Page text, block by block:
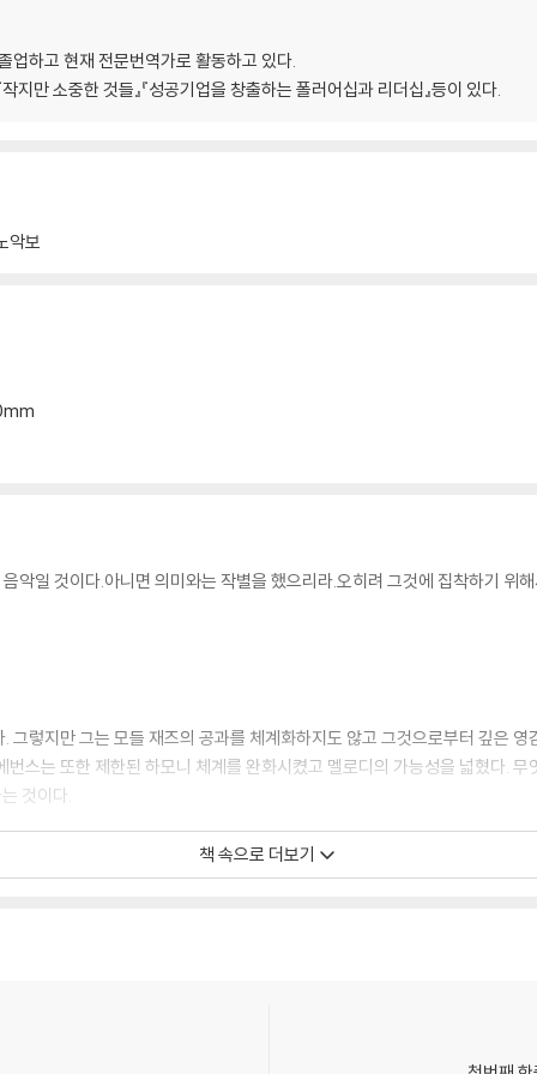
하고 현재 전문번역가로 활동하고 있다.
작지만 소중한 것들』『성공기업을 창출하는 폴러어십과 리더십』등이 있다.
악보
악일 것이다.아니면 의미와는 작별을 했으리라.오히려 그것에 집착하기 위
그렇지만 그는 모들 재즈의 공과를 체계화하지도 않고 그것으로부터 깊은
스는 또한 제한된 하모니 체계를 완화시켰고 멜로디의 가능성을 넓혔다.
것이다.
책 속으로 더보기